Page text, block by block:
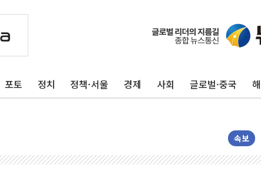
포토 정치 정책·서울 경제 사회 글로벌·중국
속보